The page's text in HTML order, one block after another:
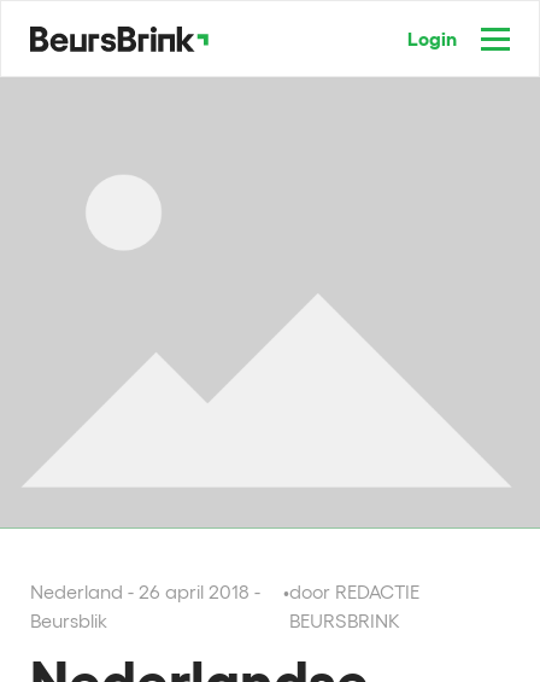
Login
Nederland - 26 april 2018 -
Beursblik
•door REDACTIE
BEURSBRINK